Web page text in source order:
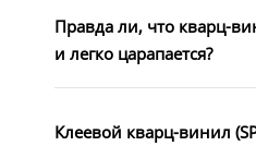
Правда ли, что кварц-
и легко царапается?
Клеевой кварц-винил